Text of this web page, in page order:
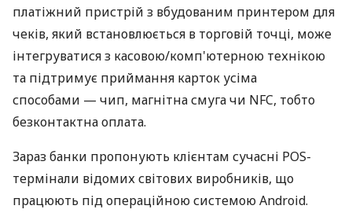
платіжний пристрій з вбудованим принтером для
чеків, який встановлюється в торговій точці, може
інтегруватися з касовою/комп'ютерною технікою
та підтримує приймання карток усіма
способами — чип, магнітна смуга чи NFC, тобто
безконтактна оплата.
Зараз банки пропонують клієнтам сучасні POS-
термінали відомих світових виробників, що
працюють під операційною системою Android.